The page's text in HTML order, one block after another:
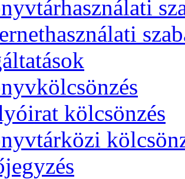
kölcsönzés